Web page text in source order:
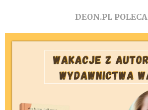
DEON.PL POLECA